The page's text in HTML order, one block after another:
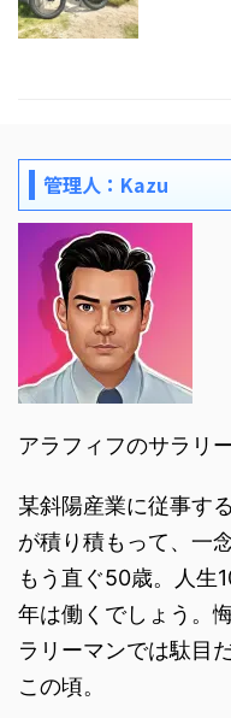
管理人：Kazu
アラフィフのサラリ
某斜陽産業に従事す
が積り積もって、一
もう直ぐ50歳。人生
年は働くでしょう。
ラリーマンでは駄目
この頃。